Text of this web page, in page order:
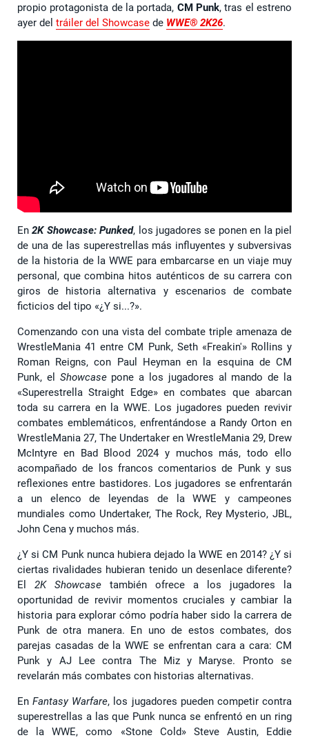
propio protagonista de la portada, CM Punk, tras el estreno
ayer del tráiler del Showcase de WWE® 2K26.
En 2K Showcase: Punked, los jugadores se ponen en la piel
de una de las superestrellas más influyentes y subversivas
de la historia de la WWE para embarcarse en un viaje muy
personal, que combina hitos auténticos de su carrera con
giros de historia alternativa y escenarios de combate
ficticios del tipo «¿Y si...?».
Comenzando con una vista del combate triple amenaza de
WrestleMania 41 entre CM Punk, Seth «Freakin'» Rollins y
Roman Reigns, con Paul Heyman en la esquina de CM
Punk, el Showcase pone a los jugadores al mando de la
«Superestrella Straight Edge» en combates que abarcan
toda su carrera en la WWE. Los jugadores pueden revivir
combates emblemáticos, enfrentándose a Randy Orton en
WrestleMania 27, The Undertaker en WrestleMania 29, Drew
McIntyre en Bad Blood 2024 y muchos más, todo ello
acompañado de los francos comentarios de Punk y sus
reflexiones entre bastidores. Los jugadores se enfrentarán
a un elenco de leyendas de la WWE y campeones
mundiales como Undertaker, The Rock, Rey Mysterio, JBL,
John Cena y muchos más.
¿Y si CM Punk nunca hubiera dejado la WWE en 2014? ¿Y si
ciertas rivalidades hubieran tenido un desenlace diferente?
El 2K Showcase también ofrece a los jugadores la
oportunidad de revivir momentos cruciales y cambiar la
historia para explorar cómo podría haber sido la carrera de
Punk de otra manera. En uno de estos combates, dos
parejas casadas de la WWE se enfrentan cara a cara: CM
Punk y AJ Lee contra The Miz y Maryse. Pronto se
revelarán más combates con historias alternativas.
EnFantasy Warfare, los jugadores pueden competir contra
superestrellas a las que Punk nunca se enfrentó en un ring
de la WWE, como «Stone Cold» Steve Austin, Eddie